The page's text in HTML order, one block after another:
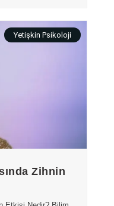
Yetişkin Psikoloji
Zihnin